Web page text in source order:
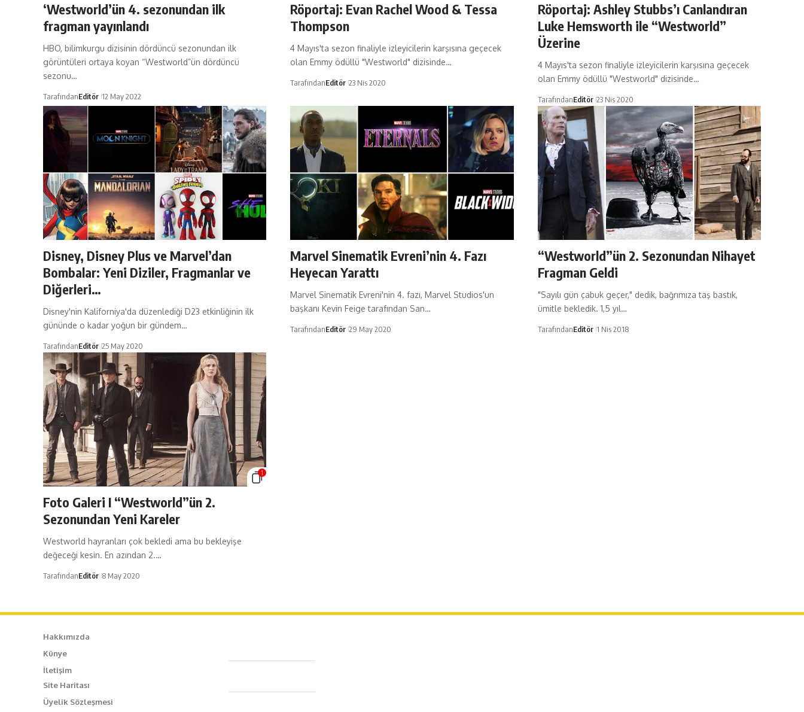
‘Westworld’ün 4. sezonundan ilk
fragman yayınlandı
HBO, bilimkurgu dizisinin dördüncü sezonundan ilk
görüntüleri ortaya koyan “Westworld”ün dördüncü
sezonu…
TarafındanEditör 12 May 2022
Röportaj: Evan Rachel Wood & Tessa
Thompson
4 Mayıs'ta sezon finaliyle izleyicilerin karşısına geçecek
olan Emmy ödüllü "Westworld" dizisinde…
TarafındanEditör 23 Nis 2020
Röportaj: Ashley Stubbs’ı Canlandıran
Luke Hemsworth ile “Westworld”
Üzerine
4 Mayıs'ta sezon finaliyle izleyicilerin karşısına geçecek
olan Emmy ödüllü "Westworld" dizisinde…
TarafındanEditör 23 Nis 2020
Disney, Disney Plus ve Marvel’dan
Bombalar: Yeni Diziler, Fragmanlar ve
Diğerleri…
Disney'nin Kaliforniya'da düzenlediği D23 etkinliğinin ilk
gününde o kadar yoğun bir gündem…
TarafındanEditör 25 May 2020
Marvel Sinematik Evreni’nin 4. Fazı
Heyecan Yarattı
Marvel Sinematik Evreni'nin 4. fazı, Marvel Studios'un
başkanı Kevin Feige tarafından San…
TarafındanEditör 29 May 2020
“Westworld”ün 2. Sezonundan Nihayet
Fragman Geldi
"Sayılı gün çabuk geçer," dedik, bağrımıza taş bastık,
ümitle bekledik. 1,5 yıl…
TarafındanEditör 1 Nis 2018
1
Foto Galeri I “Westworld”ün 2.
Sezonundan Yeni Kareler
Westworld hayranları çok bekledi ama bu bekleyişe
değeceği kesin. En azından 2.…
TarafındanEditör 8 May 2020
Hakkımızda
Künye
İletişim
Site Haritası
Üyelik Sözleşmesi
Caferağa Mah. Dr. Şakir Paşa Sok. No3/A Kadıköy İstanbul
+90 543 345 46 00